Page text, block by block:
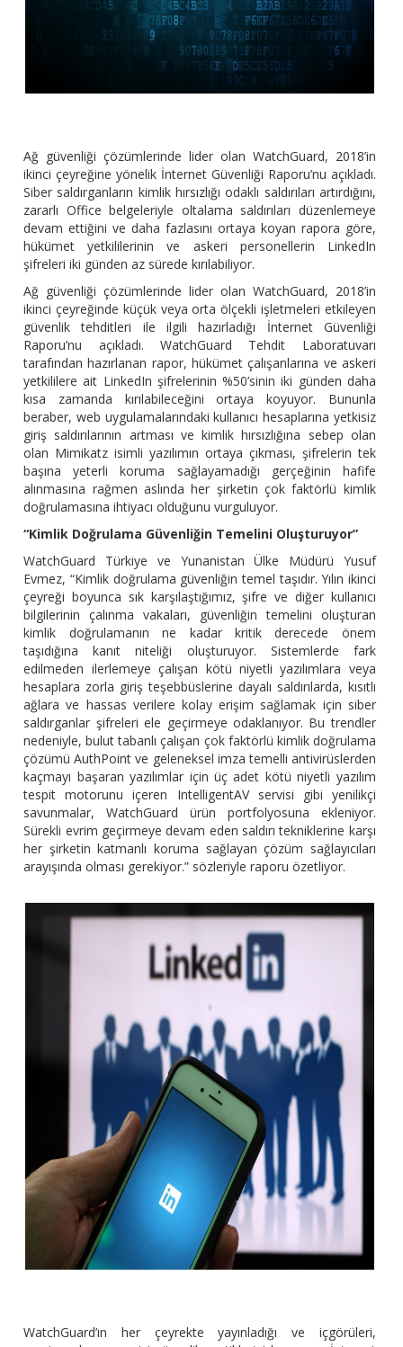
Ağ güvenliği çözümlerinde lider olan WatchGuard, 2018’in
ikinci çeyreğine yönelik İnternet Güvenliği Raporu’nu açıkladı.
Siber saldırganların kimlik hırsızlığı odaklı saldırıları artırdığını,
zararlı Office belgeleriyle oltalama saldırıları düzenlemeye
devam ettiğini ve daha fazlasını ortaya koyan rapora göre,
hükümet yetkililerinin ve askeri personellerin LinkedIn
şifreleri iki günden az sürede kırılabiliyor.
Ağ güvenliği çözümlerinde lider olan WatchGuard, 2018’in
ikinci çeyreğinde küçük veya orta ölçekli işletmeleri etkileyen
güvenlik tehditleri ile ilgili hazırladığı İnternet Güvenliği
Raporu’nu açıkladı. WatchGuard Tehdit Laboratuvarı
tarafından hazırlanan rapor, hükümet çalışanlarına ve askeri
yetkililere ait LinkedIn şifrelerinin %50’sinin iki günden daha
kısa zamanda kırılabileceğini ortaya koyuyor. Bununla
beraber, web uygulamalarındaki kullanıcı hesaplarına yetkisiz
giriş saldırılarının artması ve kimlik hırsızlığına sebep olan
olan Mimikatz isimli yazılımın ortaya çıkması, şifrelerin tek
başına yeterli koruma sağlayamadığı gerçeğinin hafife
alınmasına rağmen aslında her şirketin çok faktörlü kimlik
doğrulamasına ihtiyacı olduğunu vurguluyor.
“Kimlik Doğrulama Güvenliğin Temelini Oluşturuyor”
WatchGuard Türkiye ve Yunanistan Ülke Müdürü Yusuf
Evmez, “Kimlik doğrulama güvenliğin temel taşıdır. Yılın ikinci
çeyreği boyunca sık karşılaştığımız, şifre ve diğer kullanıcı
bilgilerinin çalınma vakaları, güvenliğin temelini oluşturan
kimlik doğrulamanın ne kadar kritik derecede önem
taşıdığına kanıt niteliği oluşturuyor. Sistemlerde fark
edilmeden ilerlemeye çalışan kötü niyetli yazılımlara veya
hesaplara zorla giriş teşebbüslerine dayalı saldırılarda, kısıtlı
ağlara ve hassas verilere kolay erişim sağlamak için siber
saldırganlar şifreleri ele geçirmeye odaklanıyor. Bu trendler
nedeniyle, bulut tabanlı çalışan çok faktörlü kimlik doğrulama
çözümü AuthPoint ve geleneksel imza temelli antivirüslerden
kaçmayı başaran yazılımlar için üç adet kötü niyetli yazılım
tespit motorunu içeren IntelligentAV servisi gibi yenilikçi
savunmalar, WatchGuard ürün portfolyosuna ekleniyor.
Sürekli evrim geçirmeye devam eden saldırı tekniklerine karşı
her şirketin katmanlı koruma sağlayan çözüm sağlayıcıları
arayışında olması gerekiyor.” sözleriyle raporu özetliyor.
WatchGuard’ın her çeyrekte yayınladığı ve içgörüleri,